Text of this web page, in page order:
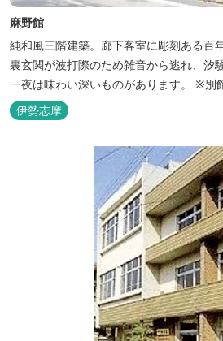
麻野館
純和風三階建築。廊下客室に彫刻ある百
裏玄関が波打際のため雑音から逃れ、汐
一夜は味わい深いものがあります。 ※別館「いろは館」には、エイ
リアンやプレデターのリアルな模型があ
リしますよ。
伊勢志摩